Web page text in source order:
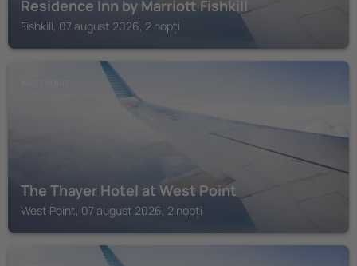
Residence Inn by Marriott Fishkill
Fishkill, 07 august 2026, 2 nopți
The Thayer Hotel at West Point
West Point, 07 august 2026, 2 nopți